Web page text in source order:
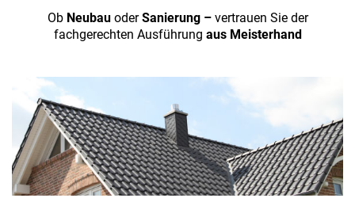
ObNeubau oderSanierung – vertrauen Sie der
fachgerechten Ausführung aus Meisterhand